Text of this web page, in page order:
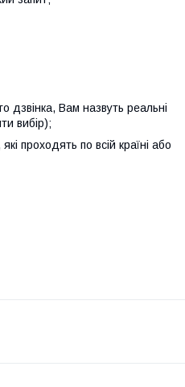
дзвінка, Вам назвуть реальні
вибір);
проходять по всій країні або